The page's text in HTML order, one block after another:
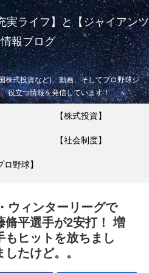
実ライフ】と【ジャイアンツ
報ブログ
株式投資など)、動画、そしてプロ野球ジ
役立つ情報を発信しています！
【株式投資】
【社会制度】
ロ野球】
ウィンターリーグで
脩平選手が2安打！ 増
もヒットを放ちまし
たけど。。